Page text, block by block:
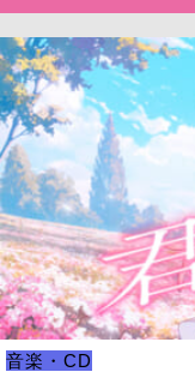
音楽・CD